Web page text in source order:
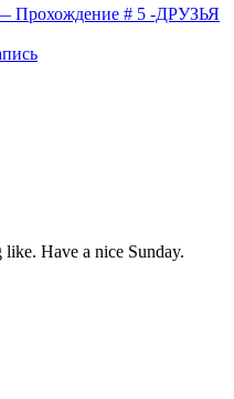
Прохождение # 5 -ДРУЗЬЯ
Have a nice Sunday.